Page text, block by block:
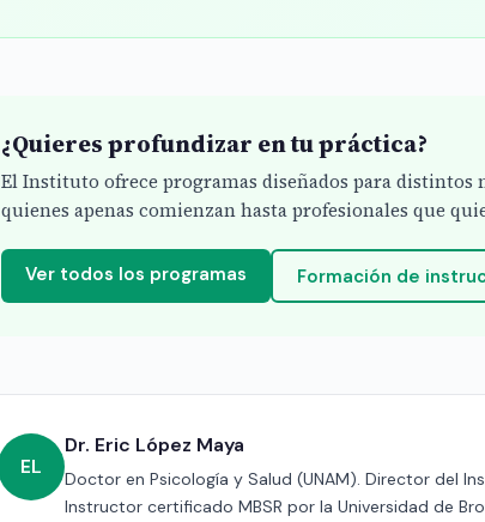
¿Quieres profundizar en tu práctica?
El Instituto ofrece programas diseñados para distintos
quienes apenas comienzan hasta profesionales que
Ver todos los programas Formación de
EL
Dr. Eric López Maya
Doctor en Psicología y Salud (UNAM). Director del
Instructor certificado MBSR por la Universidad de